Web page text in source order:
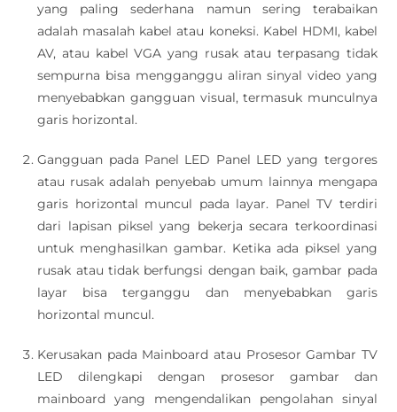
yang paling sederhana namun sering terabaikan
adalah masalah kabel atau koneksi. Kabel HDMI, kabel
AV, atau kabel VGA yang rusak atau terpasang tidak
sempurna bisa mengganggu aliran sinyal video yang
menyebabkan gangguan visual, termasuk munculnya
garis horizontal.
Gangguan pada Panel LED Panel LED yang tergores
atau rusak adalah penyebab umum lainnya mengapa
garis horizontal muncul pada layar. Panel TV terdiri
dari lapisan piksel yang bekerja secara terkoordinasi
untuk menghasilkan gambar. Ketika ada piksel yang
rusak atau tidak berfungsi dengan baik, gambar pada
layar bisa terganggu dan menyebabkan garis
horizontal muncul.
Kerusakan pada Mainboard atau Prosesor Gambar TV
LED dilengkapi dengan prosesor gambar dan
mainboard yang mengendalikan pengolahan sinyal